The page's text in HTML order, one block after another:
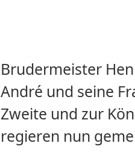
Brudermeister
André und seine
Zweite und zur
regieren nun